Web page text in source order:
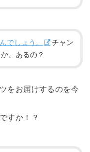
でしょう。
チャン
、あるの？
をお届けするのを今
すか！？